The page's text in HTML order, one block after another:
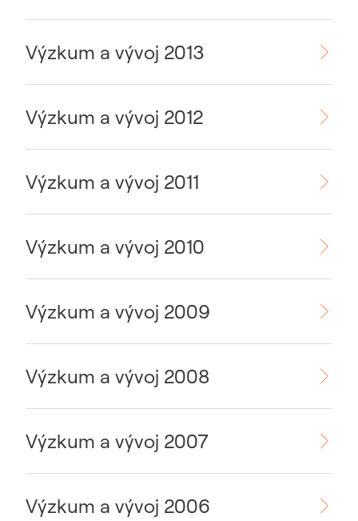
Výzkum a vývoj 2013
Výzkum a vývoj 2012
Výzkum a vývoj 2011
Výzkum a vývoj 2010
Výzkum a vývoj 2009
Výzkum a vývoj 2008
Výzkum a vývoj 2007
Výzkum a vývoj 2006